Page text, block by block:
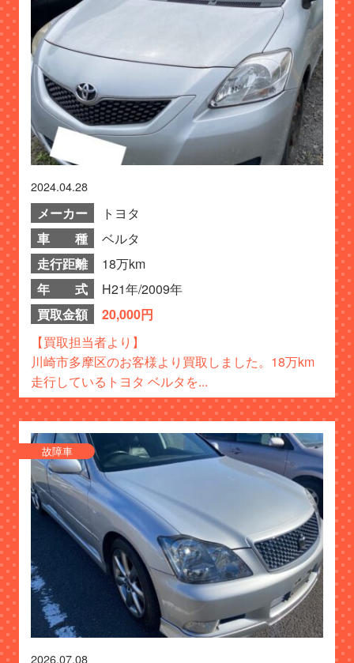
2024.04.28
メーカー
トヨタ
車 種
ベルタ
走行距離
18万km
年 式
H21年/2009年
買取金額
20,000円
【買取担当者より】
川崎市多摩区のお客様より買取しました。18万km
走行しているトヨタ ベルタを...
故障車
2026.07.08